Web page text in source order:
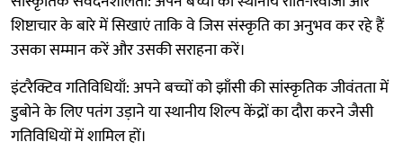
शिष्टाचार के बारे में सिखाएं ताकि वे जिस संस्कृति का अनुभव कर रहे हैं
उसका सम्मान करें और उसकी सराहना करें।
इंटरैक्टिव गतिविधियाँ: अपने बच्चों को झाँसी की सांस्कृतिक जीवंतता में
डुबोने के लिए पतंग उड़ाने या स्थानीय शिल्प केंद्रों का दौरा करने जैसी
गतिविधियों में शामिल हों।